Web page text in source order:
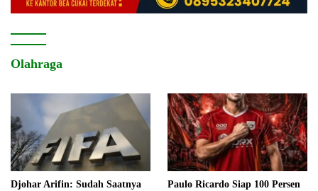
Olahraga
Djohar Arifin: Sudah Saatnya
Paulo Ricardo Siap 100 Persen